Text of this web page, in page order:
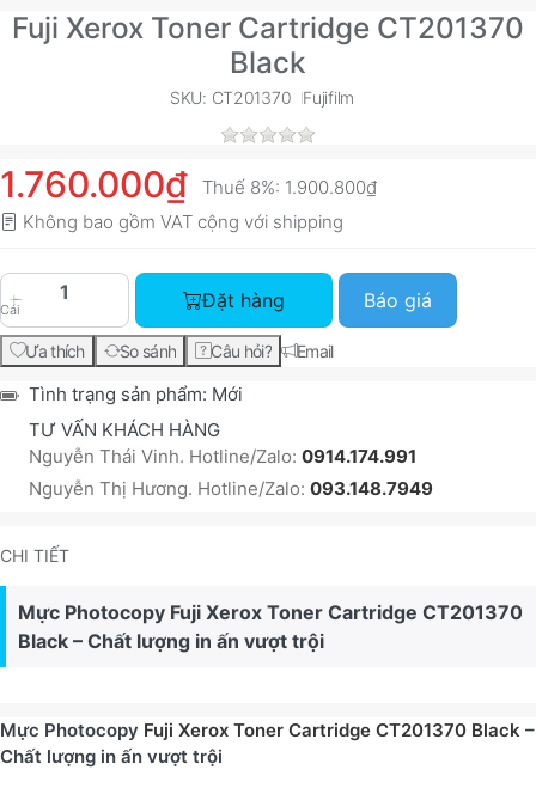
Fuji Xerox Toner Cartridge CT201370
Black
SKU: CT201370 Fujifilm
1.760.000₫ Thuế 8%: 1.900.800₫
Không bao gồm VAT cộng với shipping
Cái
Fuji Xerox Toner Cartridge CT201370 Black
Đặt hàng Báo giá
Ưa thích So sánh Câu hỏi? Email
Tình trạng sản phẩm: Mới
TƯ VẤN KHÁCH HÀNG
Nguyễn Thái Vinh. Hotline/Zalo: 0914.174.991
Nguyễn Thị Hương. Hotline/Zalo: 093.148.7949
CHI TIẾT
Mực Photocopy Fuji Xerox Toner Cartridge CT201370
Black – Chất lượng in ấn vượt trội
Mực Photocopy Fuji Xerox Toner Cartridge CT201370 Black –
Chất lượng in ấn vượt trội